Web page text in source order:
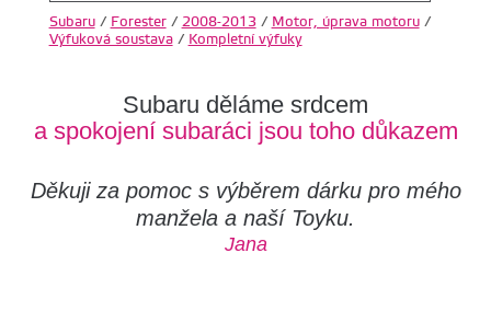
Subaru/ Forester/ 2008-2013/ Motor, úprava motoru/
Výfuková soustava/ Kompletní výfuky
Subaru děláme srdcem
a spokojení subaráci jsou toho důkazem
Děkuji za pomoc s výběrem dárku pro mého
manžela a naší Toyku.
Jana